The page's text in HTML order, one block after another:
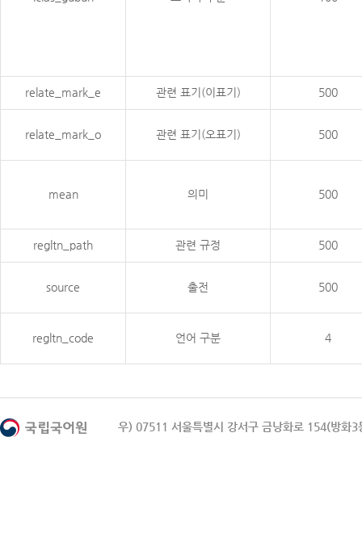
relate_mark_e 관련 표기(이표기) 500
relate_mark_o 관련 표기(오표기) 500
mean 의미 500
regltn_path 관련 규정 500
source 출전 500
regltn_code 언어 구분 4
우) 07511 서울특별시 강서구 금낭화로 154(방화3